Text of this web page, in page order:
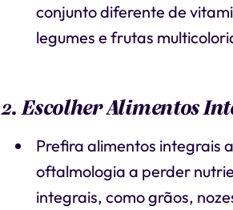
conjunto diferente de
legumes e frutas
2. Escolher Alimentos
Prefira alimentos integrais
oftalmologia a perder
integrais, como grãos,